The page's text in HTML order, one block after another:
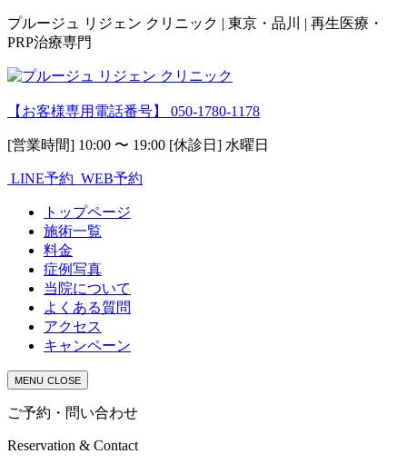
プルージュ リジェン クリニック | 東京・品川 | 再生医療・
PRP治療専門
【お客様専用電話番号】 050-1780-1178
[営業時間] 10:00 〜 19:00 [休診日] 水曜日
LINE予約 WEB予約
トップページ
施術一覧
料金
症例写真
当院について
よくある質問
アクセス
キャンペーン
MENU CLOSE
ご予約・問い合わせ
Reservation & Contact